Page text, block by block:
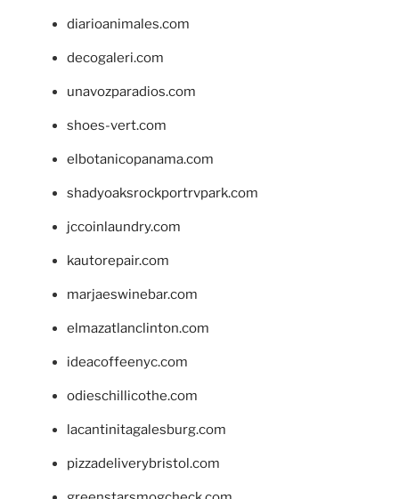
diarioanimales.com
decogaleri.com
unavozparadios.com
shoes-vert.com
elbotanicopanama.com
shadyoaksrockportrvpark.com
jccoinlaundry.com
kautorepair.com
marjaeswinebar.com
elmazatlanclinton.com
ideacoffeenyc.com
odieschillicothe.com
lacantinitagalesburg.com
pizzadeliverybristol.com